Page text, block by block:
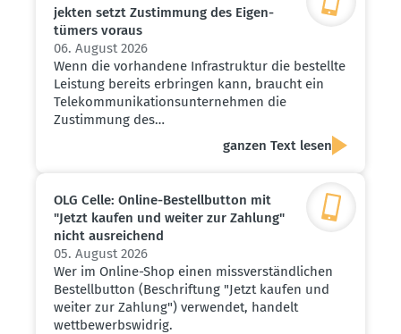
jekten setzt Zustimmung des Eigen­
tümers voraus
06. August 2026
Wenn die vorhandene Infrastruktur die bestellte
Leistung bereits erbringen kann, braucht ein
Telekommunikationsunternehmen die
Zustimmung des…
ganzen Text lesen
OLG Celle: Online-Bestell­button mit
"Jetzt kaufen und weiter zur Zahlung"
nicht ausrei­chend
05. August 2026
Wer im Online-Shop einen missverständlichen
Bestellbutton (Beschriftung "Jetzt kaufen und
weiter zur Zahlung") verwendet, handelt
wettbewerbswidrig.